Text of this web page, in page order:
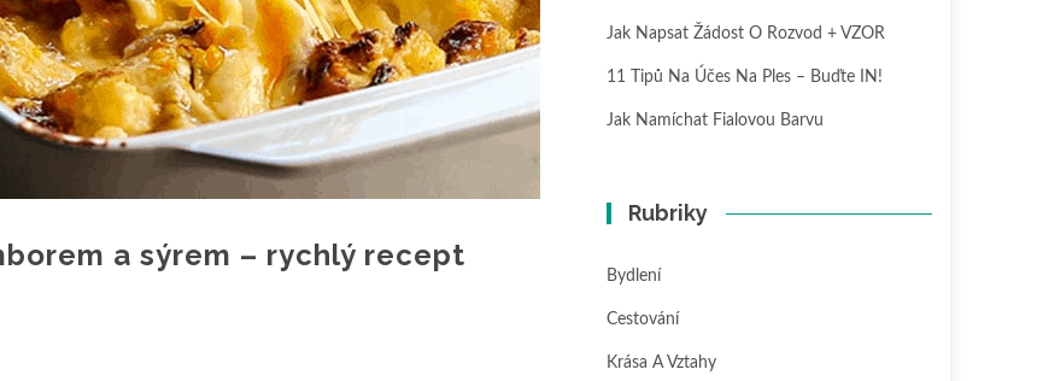
a sýrem – rychlý recept
Jak Napsat Žádost O Rozvod + VZOR
11 Tipů Na Účes Na Ples – Buďte IN!
Jak Namíchat Fialovou Barvu
Rubriky
Bydlení
Cestování
Krása A Vztahy